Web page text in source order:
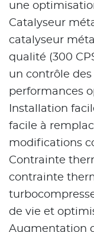
une
Catalyseur
catalyseur
qualité (300
un contrôle
performances
Installation
facile à
modifications
Contrainte
contrainte
de vie et
Augmentation